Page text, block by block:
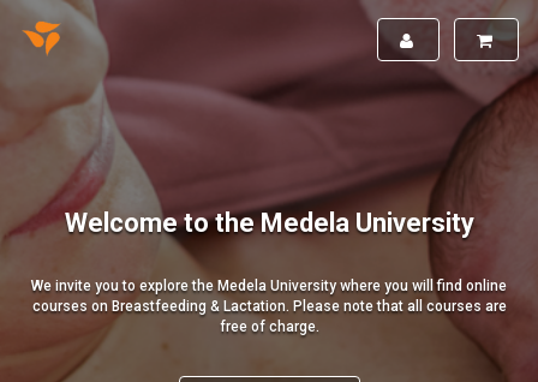
Welcome to the Medela University
We invite you to explore the Medela University where you will find online
courses on Breastfeeding & Lactation. Please note that all courses are
free of charge.